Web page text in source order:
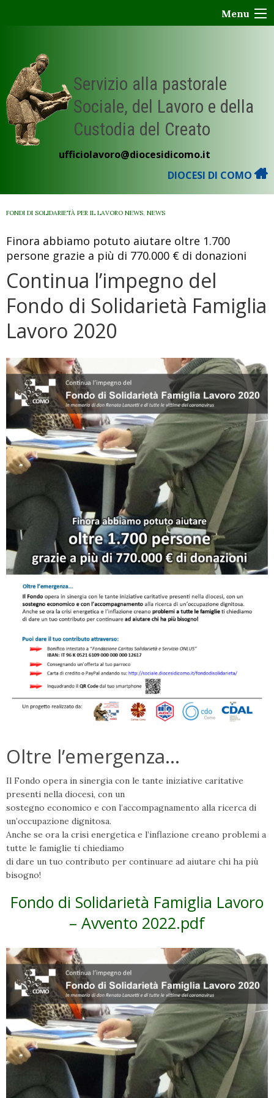
Menu
Servizio alla pastorale
Sociale, del Lavoro e della
Custodia del Creato
ufficiolavoro@diocesidicomo.it
DIOCESI DI COMO
FONDI DI SOLIDARIETÀ PER IL LAVORO NEWS, NEWS
Finora abbiamo potuto aiutare oltre 1.700
persone grazie a più di 770.000 € di donazioni
Continua l’impegno del
Fondo di Solidarietà Famiglia
Lavoro 2020
Oltre l’emergenza…
Il Fondo opera in sinergia con le tante iniziative caritative
presenti nella diocesi, con un
sostegno economico e con l’accompagnamento alla ricerca di
un’occupazione dignitosa.
Anche se ora la crisi energetica e l’inflazione creano problemi a
tutte le famiglie ti chiediamo
di dare un tuo contributo per continuare ad aiutare chi ha più
bisogno!
Fondo di Solidarietà Famiglia Lavoro
– Avvento 2022.pdf